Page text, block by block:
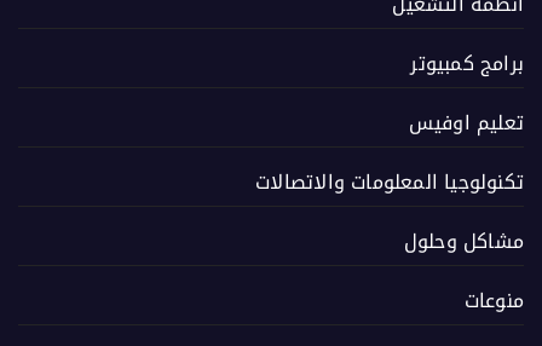
برامج كمبيوتر
تعليم اوفيس
تكنولوجيا المعلومات والاتصالات
مشاكل وحلول
منوعات